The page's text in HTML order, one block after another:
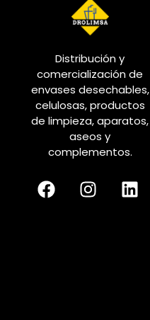
Distribución y
comercialización de
envases desechables,
celulosas, productos
de limpieza, aparatos,
aseos y
complementos.